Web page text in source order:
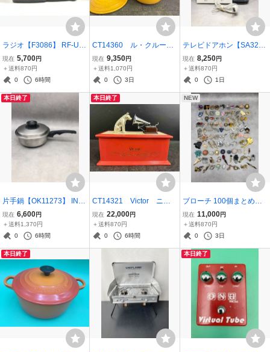
ラジオ【F3086】 RF-U99
Panasonic パナソニック
ポータブルラジオ FM/AM/
TV 緊急警報機能付き オー
現在 5,700円
＋送料870円
0
6時間
CT14360 ル・クルーゼ
LE CREUSET ココット
両手鍋 18cm 鍋 202606
28
現在 9,350円
＋送料1,070円
0
3日
テレビドアホン【SA3210
◎】Panasonic パナソ
ニック モニター親機 V
L-MWD700KL 玄関子
み】260707
現在 8,250円
＋送料870円
0
1日
本日終了
片手鍋【OK11273】 INK
OR インコア MULTI-COR
E クックウェア 直径 約2
1.5cm 深さ 約8cm 料理器
古品】 260320
現在 6,600円
＋送料1,370円
0
6時間
本日終了
CT14321 Victor ニッ
パー犬 ランジスタラジ
オ アンティーク 2
02600624
現在 22,000円
＋送料870円
0
6時間
NEW
ブローチ 100個まとめ【O
K11604】パール ビジュー
イミテーション 色石 アン
ティーク 式典 装飾品 アク
801
現在 11,000円
＋送料870円
0
3日
本日終了 本日終了